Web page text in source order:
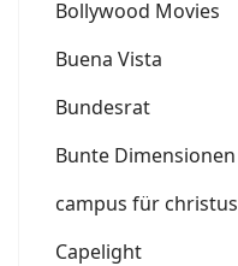
Bollywood Movies
Buena Vista
Bundesrat
Bunte Dimensionen
campus für christus
Capelight